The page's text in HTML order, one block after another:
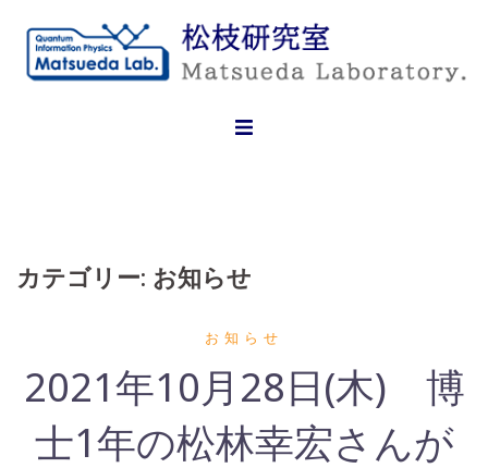
content
カテゴリー: お知らせ
お知らせ
2021年10月28日(木) 博
士1年の松林幸宏さんが